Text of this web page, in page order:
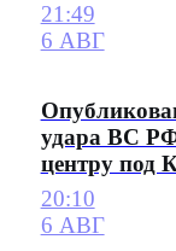
21:49
6 АВГ
удара ВС РФ
центру под
20:10
6 АВГ